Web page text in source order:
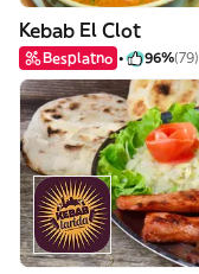
Kebab El Clot
Besplatno 96%(79)